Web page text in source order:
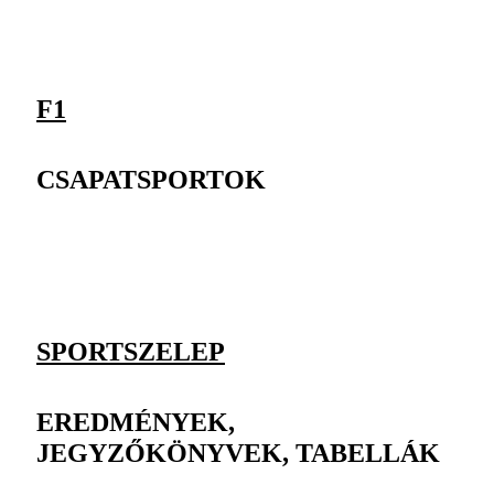
F1
CSAPATSPORTOK
SPORTSZELEP
EREDMÉNYEK,
JEGYZŐKÖNYVEK, TABELLÁK